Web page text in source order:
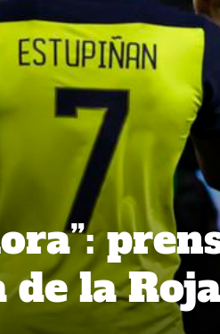
de la